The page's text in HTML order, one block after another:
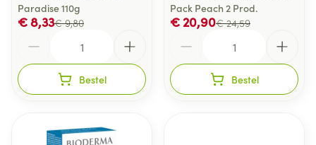
Paradise 110g
€ 9,80
€ 8,33
Bestel
Pack Peach 2 Prod.
€ 24,59
€ 20,90
Bestel